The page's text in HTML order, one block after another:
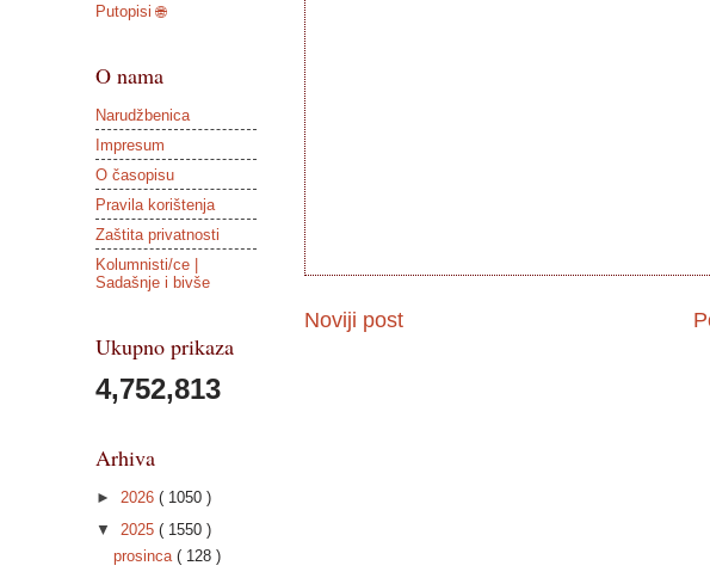
Noviji post
Putopisi 🌐
O nama
Narudžbenica
Impresum
O časopisu
Pravila korištenja
Zaštita privatnosti
Kolumnisti/ce |
Sadašnje i bivše
Ukupno prikaza
4,752,813
Arhiva
► 2026 ( 1050 )
▼ 2025 ( 1550 )
prosinca ( 128 )